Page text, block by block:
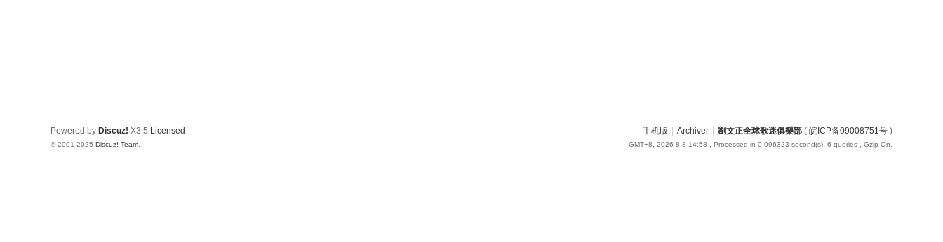
手机版 Archiver 劉文正全球歌迷俱樂部 ( 皖ICP备09008751号 )
GMT+8, 2026-8-8 14:58 , Processed in 0.096323 second(s), 6 queries , Gzip On.
Powered by Discuz! X3.5 Licensed
© 2001-2025 Discuz! Team